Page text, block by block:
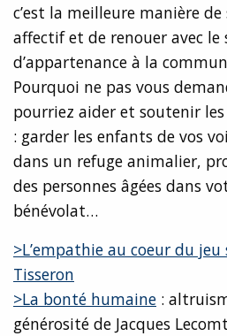
c’est la meilleure manière
affectif et de renouer avec
d’appartenance à la
Pourquoi ne pas vous
pourriez aider et soutenir
: garder les enfants de vos
dans un refuge animalier,
des personnes âgées dans
bénévolat…
>L’empathie au coeur du jeu
Tisseron
>La bonté humaine :
générosité de Jacques